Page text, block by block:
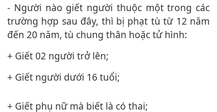
- Người nào giết người thuộc một trong các
trường hợp sau đây, thì bị phạt tù từ 12 năm
đến 20 năm, tù chung thân hoặc t‌ử hìn‌h:
+ Giết 02 người trở lên;
+ Giết người dưới 16 tuổi;
+ Giết phụ nữ mà biết là có thai;